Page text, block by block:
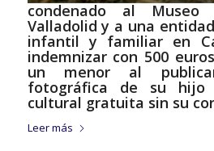
condenado al
Valladolid y a una
infantil y familiar en
indemnizar con 500
un menor al
fotográfica de su hijo
cultural gratuita sin su
Leer más